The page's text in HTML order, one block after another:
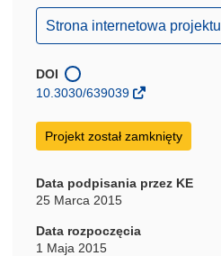
(odnośnik
otworzy
w
nowym
Strona internetowa projektu
DOI
10.3030/639039
Projekt został zamknięty
Data podpisania przez KE
25 Marca 2015
Data rozpoczęcia
1 Maja 2015